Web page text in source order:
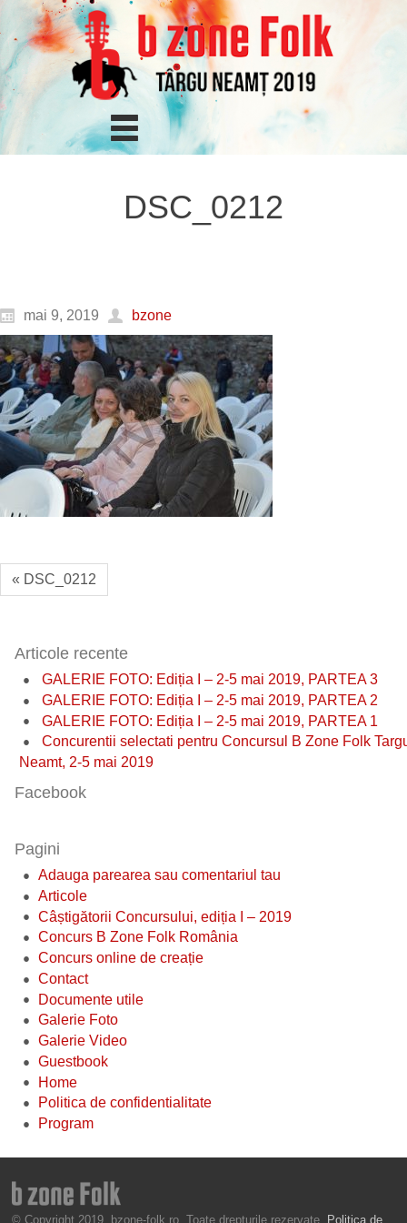
DSC_0212
mai 9, 2019 bzone
« DSC_0212
Articole recente
GALERIE FOTO: Ediția I – 2-5 mai 2019, PARTEA 3
GALERIE FOTO: Ediția I – 2-5 mai 2019, PARTEA 2
GALERIE FOTO: Ediția I – 2-5 mai 2019, PARTEA 1
Concurentii selectati pentru Concursul B Zone Folk
Neamt, 2-5 mai 2019
Facebook
Pagini
Adauga parearea sau comentariul tau
Articole
Câștigătorii Concursului, ediția I – 2019
Concurs B Zone Folk România
Concurs online de creație
Contact
Documente utile
Galerie Foto
Galerie Video
Guestbook
Home
Politica de confidentialitate
Program
© Copyright 2019, bzone-folk.ro. Toate drepturile rezervate. Politica de